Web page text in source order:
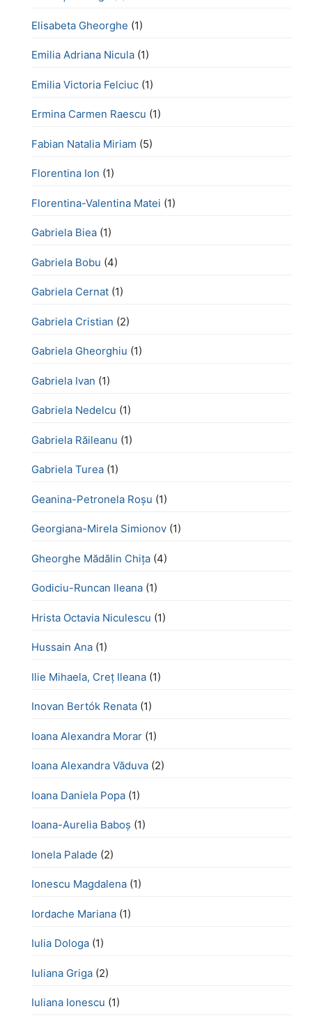
Elisabeta Gheorghe (1)
Emilia Adriana Nicula (1)
Emilia Victoria Felciuc (1)
Ermina Carmen Raescu (1)
Fabian Natalia Miriam (5)
Florentina Ion (1)
Florentina-Valentina Matei (1)
Gabriela Biea (1)
Gabriela Bobu (4)
Gabriela Cernat (1)
Gabriela Cristian (2)
Gabriela Gheorghiu (1)
Gabriela Ivan (1)
Gabriela Nedelcu (1)
Gabriela Răileanu (1)
Gabriela Turea (1)
Geanina-Petronela Roșu (1)
Georgiana-Mirela Simionov (1)
Gheorghe Mădălin Chiţa (4)
Godiciu-Runcan Ileana (1)
Hrista Octavia Niculescu (1)
Hussain Ana (1)
Ilie Mihaela, Creț Ileana (1)
Inovan Bertók Renata (1)
Ioana Alexandra Morar (1)
Ioana Alexandra Văduva (2)
Ioana Daniela Popa (1)
Ioana-Aurelia Baboș (1)
Ionela Palade (2)
Ionescu Magdalena (1)
Iordache Mariana (1)
Iulia Dologa (1)
Iuliana Griga (2)
Iuliana Ionescu (1)